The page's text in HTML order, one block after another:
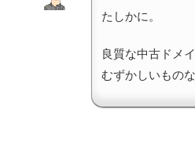
たしかに。
良質な中古ドメ
むずかしいもの